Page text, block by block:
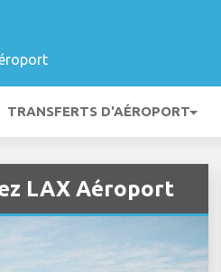
TRANSFERTS D'AÉROPORT
LAX Aéroport